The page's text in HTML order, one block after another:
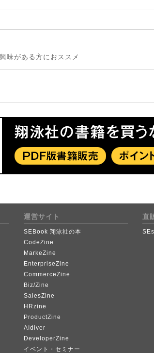
味がある方におススメ
運営サイト
SEBook 翔泳社の本
CodeZine
MarkeZine
EnterpriseZine
CommerceZine
Biz/Zine
SalesZine
HRzine
ProductZine
AIdiver
DeveloperZine
イベント・セミナー
直